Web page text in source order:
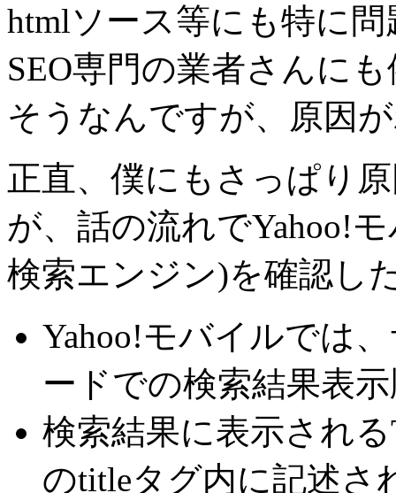
htmlソース等にも特に
SEO専門の業者さんに
そうなんですが、原因
正直、僕にもさっぱり
が、話の流れでYahoo!
検索エンジン)を確認し
Yahoo!モバイルでは
ードでの検索結果表
検索結果に表示され
のtitleタグ内に記述さ